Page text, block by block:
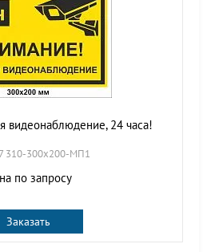
видеонаблюдение, 24 часа!
310-300х200-МП1
по запросу
Заказать